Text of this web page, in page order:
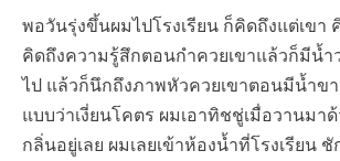
พอวันรุ่งขึ้นผมไปโรงเรียน ก็คิดถึงแต่เขา
คิดถึงความรู้สึกตอนกำควยเขาแล้วก็มีน้ำ
ไป แล้วก็นึกถึงภาพหัวควยเขาตอนมีน้ำข
แบบว่าเงี่ยนโคตร ผมเอาทิชชู่เมื่อวานมา
กลิ่นอยู่เลย ผมเลยเข้าห้องน้ำที่โรงเรียน